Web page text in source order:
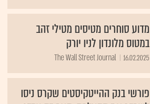
מדוע סוחרים מטיסים מטילי זהב
במטוס מלונדון לניו יורק
16.02.2025
The Wall Street Journal
פורשי בנק ההייטקיסטים שקרס ניסו